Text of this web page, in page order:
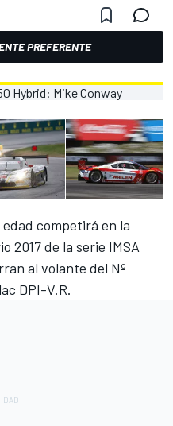
PREFERENTE
competirá en la
2017 de la serie IMSA
al volante del Nº
DPI-V.R.